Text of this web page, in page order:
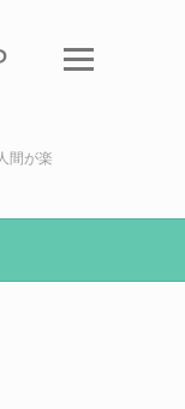
間が楽